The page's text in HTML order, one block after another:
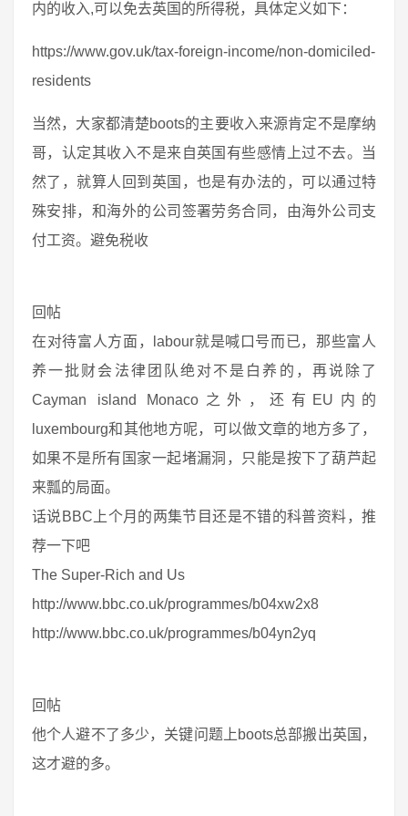
内的收入,可以免去英国的所得税，具体定义如下：
https://www.gov.uk/tax-foreign-income/non-domiciled-
residents
当然，大家都清楚boots的主要收入来源肯定不是摩纳
哥，认定其收入不是来自英国有些感情上过不去。当
然了，就算人回到英国，也是有办法的，可以通过特
殊安排，和海外的公司签署劳务合同，由海外公司支
付工资。避免税收
回帖
在对待富人方面，labour就是喊口号而已，那些富人
养一批财会法律团队绝对不是白养的，再说除了
Cayman island Monaco之外，还有EU内的
luxembourg和其他地方呢，可以做文章的地方多了，
如果不是所有国家一起堵漏洞，只能是按下了葫芦起
来瓢的局面。
话说BBC上个月的两集节目还是不错的科普资料，推
荐一下吧
The Super-Rich and Us
http://www.bbc.co.uk/programmes/b04xw2x8
http://www.bbc.co.uk/programmes/b04yn2yq
回帖
他个人避不了多少，关键问题上boots总部搬出英国，
这才避的多。